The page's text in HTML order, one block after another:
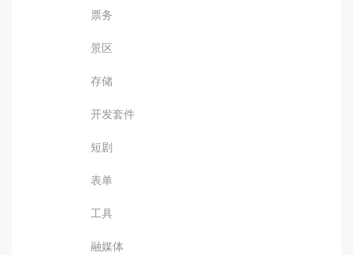
票务
景区
存储
开发套件
短剧
表单
工具
融媒体